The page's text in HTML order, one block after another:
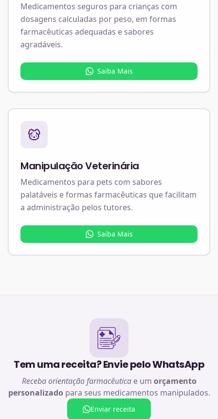
Medicamentos seguros para crianças com
dosagens calculadas por peso, em formas
farmacêuticas adequadas e sabores
agradáveis.
Saiba Mais
Manipulação Veterinária
Medicamentos para pets com sabores
palatáveis e formas farmacêuticas que facilitam
a administração pelos tutores.
Saiba Mais
Tem uma receita? Envie pelo WhatsApp
Receba orientação farmacêuticae um orçamento
personalizado para seus medicamentos manipulados.
Enviar receita